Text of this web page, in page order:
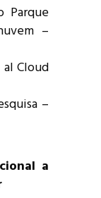
Parque
–
Cloud
–
a